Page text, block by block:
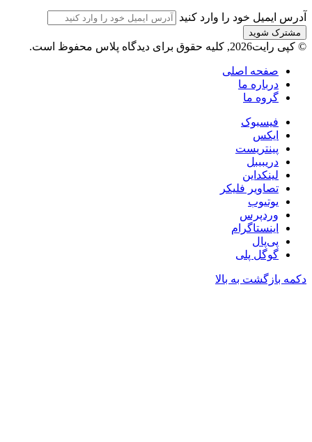
آدرس ایمیل خود را وارد کنید
© کپی رایت2026, کلیه حقوق برای دیدگاه پلاس محفوظ است.
صفحه اصلی
درباره ما
گروه ما
فیسبوک
ایکس
پینتریست
دریبببل
لینکداین
تصاویر فلیکر
یوتیوب
وردپرس
اینستاگرام
پی‌پال
گوگل پلی
دکمه بازگشت به بالا